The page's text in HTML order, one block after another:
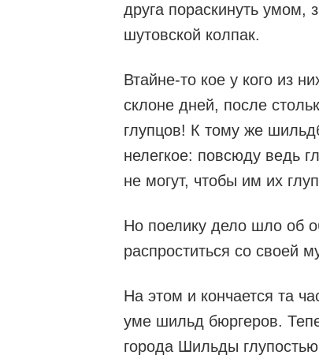
друга пораскинуть умом,
шутовской колпак.
Втайне-то кое у кого из
склоне дней, после
глупцов! К тому же
нелегкое: повсюду ведь
не могут, чтобы им их
Но поелику дело шло об
распроститься со своей
На этом и кончается та
уме шильд бюргеров.
города Шильды